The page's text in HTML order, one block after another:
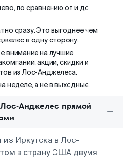
по сравнению от и до
сразу. Это выгоднее чем
в одну сторону.
внимание на лучшие
акции, скидки и
из Лос-Анджелеса.
неделе, а не в выходные.
Анджелес прямой
Иркутска в Лос-
в страну США двумя